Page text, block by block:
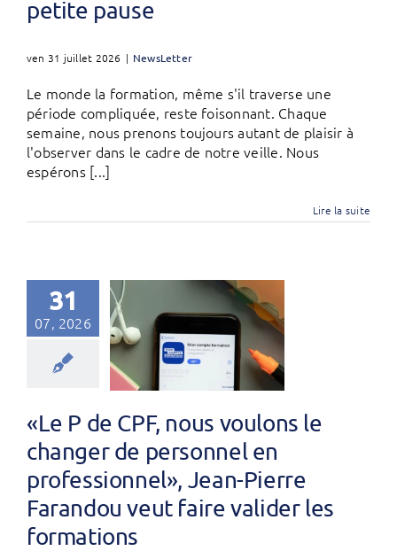
petite pause
ven 31 juillet 2026 | NewsLetter
Le monde la formation, même s'il traverse une
période compliquée, reste foisonnant. Chaque
semaine, nous prenons toujours autant de plaisir à
l'observer dans le cadre de notre veille. Nous
espérons [...]
Lire la suite
31
07, 2026
«Le P de CPF, nous voulons le
changer de personnel en
professionnel», Jean-Pierre
Farandou veut faire valider les
formations